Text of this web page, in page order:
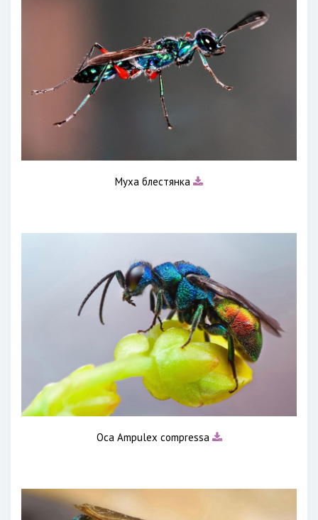
Муха блестянка
Оса Ampulex compressa